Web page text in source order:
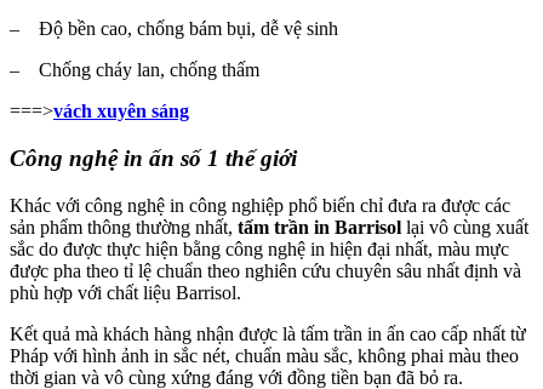
– Độ bền cao, chống bám bụi, dễ vệ sinh
– Chống cháy lan, chống thấm
===>vách xuyên sáng
Công nghệ in ấn số 1 thế giới
Khác với công nghệ in công nghiệp phổ biến chỉ đưa ra được các
sản phẩm thông thường nhất, tấm trần in Barrisol lại vô cùng xuất
sắc do được thực hiện bằng công nghệ in hiện đại nhất, màu mực
được pha theo tỉ lệ chuẩn theo nghiên cứu chuyên sâu nhất định và
phù hợp với chất liệu Barrisol.
Kết quả mà khách hàng nhận được là tấm trần in ấn cao cấp nhất từ
Pháp với hình ảnh in sắc nét, chuẩn màu sắc, không phai màu theo
thời gian và vô cùng xứng đáng với đồng tiền bạn đã bỏ ra.